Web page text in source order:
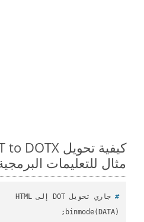
مثال للتعليمات
# جاري تحويل DOT إلى HTML
binmode(DATA);